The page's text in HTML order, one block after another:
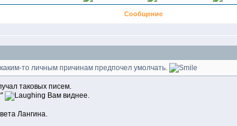
Сообщение
то личным причинам предпочел умолчать.
таковых писем.
Вам виднее.
Лангина.